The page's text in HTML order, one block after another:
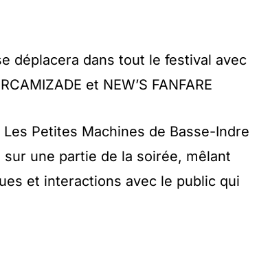
déplacera dans tout le festival avec
et NEW’S FANFARE
Petites Machines de Basse-Indre
une partie de la soirée, mêlant
et interactions avec le public qui